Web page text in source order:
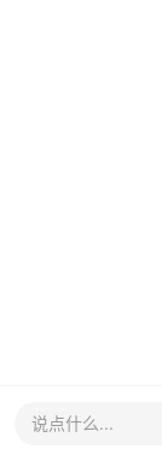
说点什么...